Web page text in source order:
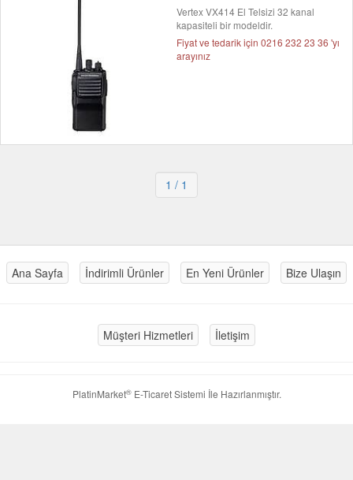
Vertex VX414 El Telsizi 32 kanal
kapasiteli bir modeldir.
Fiyat ve tedarik için 0216 232 23 36 'yı
arayınız
1 / 1
Ana Sayfa İndirimli Ürünler En Yeni Ürünler Bize Ulaşın
Müşteri Hizmetleri İletişim
PlatinMarket®E-Ticaret Sistemi İle Hazırlanmıştır.